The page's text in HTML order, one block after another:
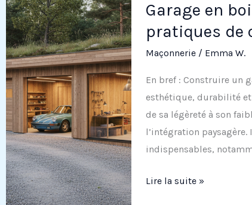
Garage en
pratiques de
Maçonnerie / Emma W.
En bref : Construire un
esthétique, durabilité
de sa légèreté à son
l’intégration
indispensables,
Garage
Lire la suite »